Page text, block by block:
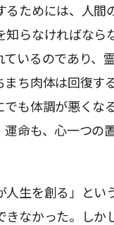
るためには、人間
知らなければなら
いるのであり、
ち肉体は回復す
も体調が悪くな
運命も、心一つの
人生を創る」とい
きなかった。しか